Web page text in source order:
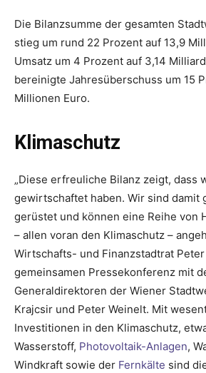
Die Bilanzsumme der gesamten
stieg um rund 22 Prozent auf 13,9
Umsatz um 4 Prozent auf 3,14
bereinigte Jahresüberschuss um 15
Millionen Euro.
Klimaschutz
„Diese erfreuliche Bilanz zeigt, dass
gewirtschaftet haben. Wir sind
gerüstet und können eine Reihe von
– allen voran den Klimaschutz –
Wirtschafts- und Finanzstadtrat
gemeinsamen Pressekonferenz mit
Generaldirektoren der Wiener
Krajcsir und Peter Weinelt. Mit
Investitionen in den ­Klimaschutz,
Wasserstoff, Photovol­taik-Anlagen,
Windkraft sowie der Fernkälte sind